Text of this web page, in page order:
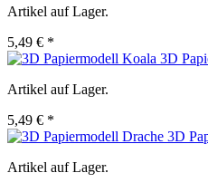
Artikel auf Lager.
5,49 € *
3D
Artikel auf Lager.
5,49 € *
3D
Artikel auf Lager.